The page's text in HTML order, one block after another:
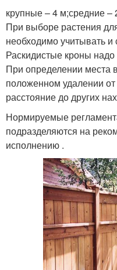
крупные – 4 м;средние –
При выборе растения
необходимо учитывать и
Раскидистые кроны
При определении места
положенном удалении
расстояние до других
Нормируемые
подразделяются на
исполнению .